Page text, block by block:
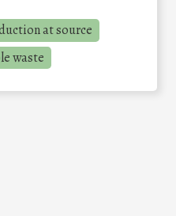
at source
waste